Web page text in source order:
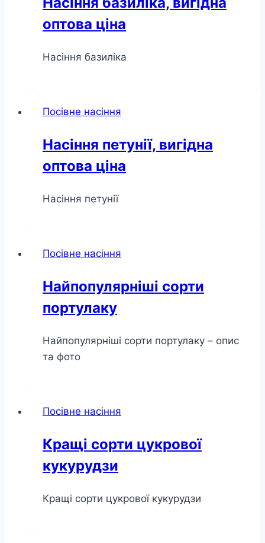
оптова ціна
Насіння базиліка
Посівне насіння
Насіння петунії, вигідна
оптова ціна
Насіння петунії
Посівне насіння
Найпопулярніші сорти
портулаку
Найпопулярніші сорти портулаку – опис
та фото
Посівне насіння
Кращі сорти цукрової
кукурудзи
Кращі сорти цукрової кукурудзи